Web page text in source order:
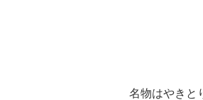
名物はやきと